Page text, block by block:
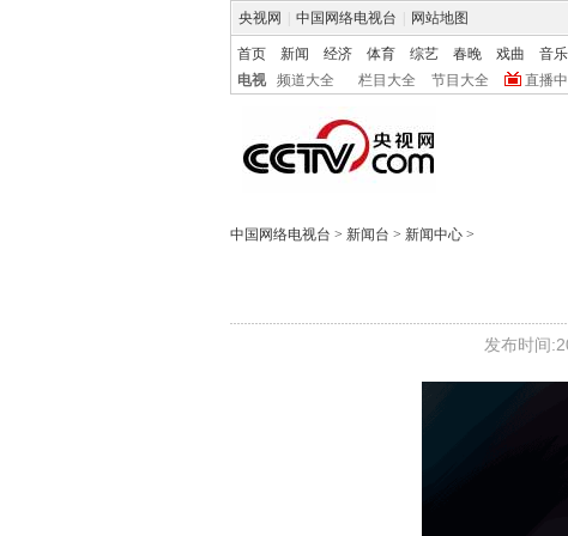
央视网 中国网络电视台 网站地图
首页 新闻 经济 体育 综艺 春晚 戏曲 音乐
电视
频道大全 栏目大全 节目大全 直播
中国网络电视台 > 新闻台 > 新闻中心 >
发布时间